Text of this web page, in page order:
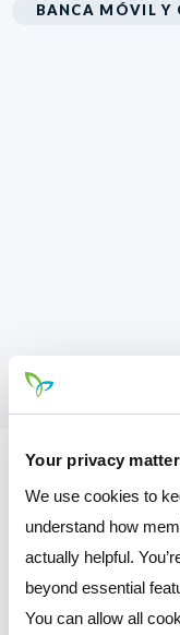
Your privacy
We use cookies to
understand how
actually helpful.
beyond essential
You can allow all
BANCA MÓVIL Y